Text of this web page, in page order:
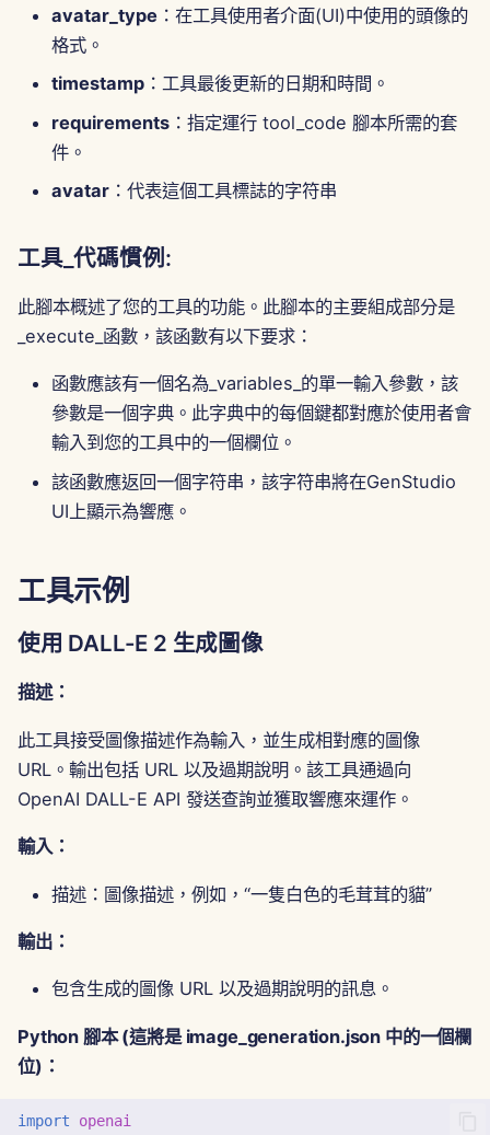
2025年7月4日
2025年6月20日
2025年5月23日
2025年5月16日
2025年5月9日
2025年5月2日
2025年4月18日
2025年4月11日
2025年3月28日
2025年3月21日
2025年2月28日
2025年2月21日
avatar_type：在工具使用者介面(UI)中使用的頭像的
格式。
timestamp：工具最後更新的日期和時間。
requirements：指定運行 tool_code 腳本所需的套
件。
avatar：代表這個工具標誌的字符串
工具_代碼慣例:
此腳本概述了您的工具的功能。此腳本的主要組成部分是
_execute_函數，該函數有以下要求：
函數應該有一個名為_variables_的單一輸入參數，該
參數是一個字典。此字典中的每個鍵都對應於使用者會
輸入到您的工具中的一個欄位。
該函數應返回一個字符串，該字符串將在GenStudio
UI上顯示為響應。
工具示例
使用 DALL-E 2 生成圖像
描述：
此工具接受圖像描述作為輸入，並生成相對應的圖像
URL。輸出包括 URL 以及過期說明。該工具通過向
OpenAI DALL-E API 發送查詢並獲取響應來運作。
輸入：
描述：圖像描述，例如，“一隻白色的毛茸茸的貓”
輸出：
包含生成的圖像 URL 以及過期說明的訊息。
Python 腳本 (這將是 image_generation.json 中的一個欄
位)：
import
openai